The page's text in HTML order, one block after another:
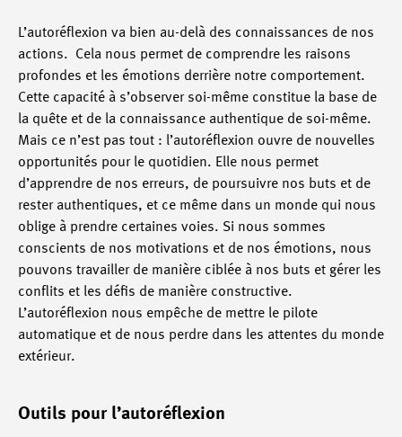
L’autoréflexion va bien au-delà des connaissances de nos
actions. Cela nous permet de comprendre les raisons
profondes et les émotions derrière notre comportement.
Cette capacité à s’observer soi-même constitue la base de
la quête et de la connaissance authentique de soi-même.
Mais ce n’est pas tout : l’autoréflexion ouvre de nouvelles
opportunités pour le quotidien. Elle nous permet
d’apprendre de nos erreurs, de poursuivre nos buts et de
rester authentiques, et ce même dans un monde qui nous
oblige à prendre certaines voies. Si nous sommes
conscients de nos motivations et de nos émotions, nous
pouvons travailler de manière ciblée à nos buts et gérer les
conflits et les défis de manière constructive.
L’autoréflexion nous empêche de mettre le pilote
automatique et de nous perdre dans les attentes du monde
extérieur.
Outils pour l’autoréflexion